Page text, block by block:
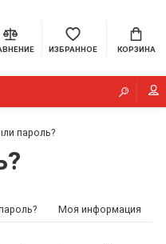
ИЗБРАННОЕ КОРЗИНА
пароль?
Моя информация